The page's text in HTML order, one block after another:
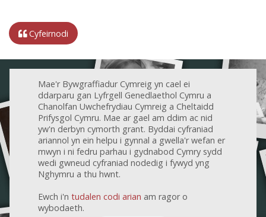
Cyfeirnodi
Mae'r Bywgraffiadur Cymreig yn cael ei
ddarparu gan Lyfrgell Genedlaethol Cymru a
Chanolfan Uwchefrydiau Cymreig a Cheltaidd
Prifysgol Cymru. Mae ar gael am ddim ac nid
yw'n derbyn cymorth grant. Byddai cyfraniad
ariannol yn ein helpu i gynnal a gwella'r wefan er
mwyn i ni fedru parhau i gydnabod Cymry sydd
wedi gwneud cyfraniad nodedig i fywyd yng
Nghymru a thu hwnt.
Ewch i'n tudalen codi arian am ragor o
wybodaeth.